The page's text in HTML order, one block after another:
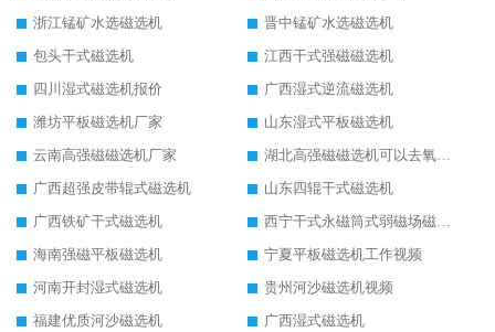
浙江锰矿水选磁选机
晋中锰矿水选磁选机
包头干式磁选机
江西干式强磁磁选机
四川湿式磁选机报价
广西湿式逆流磁选机
潍坊平板磁选机厂家
山东湿式平板磁选机
云南高强磁磁选机厂家
湖北高强磁磁选机可以去氧化铝
广西超强皮带辊式磁选机
山东四辊干式磁选机
广西铁矿干式磁选机
西宁干式永磁筒式弱磁场磁选机结构图
海南强磁平板磁选机
宁夏平板磁选机工作视频
河南开封湿式磁选机
贵州河沙磁选机视频
福建优质河沙磁选机
广西湿式磁选机